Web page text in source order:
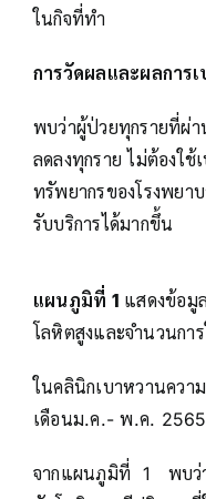
ในกิจที่ทำ
การวัดผลและผลการ
พบว่าผู้ป่วยทุกรายที่ผ่า
ลดลงทุกราย ไม่ต้องใช้
ทรัพยากรของโรงพยา
รับบริการได้มากขึ้น
แผนภูมิที่ 1 แสดงข้อมู
โลหิตสูงและจำนวนกา
ในคลินิกเบาหวานควา
เดือนม.ค.- พ.ค. 2565
จากแผนภูมิที่ 1 พบว่า